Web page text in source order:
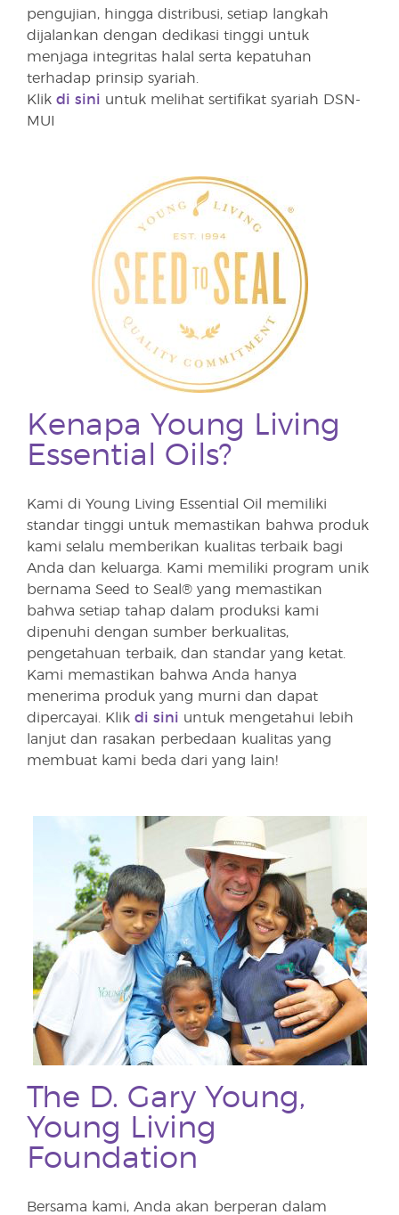
pengujian, hingga distribusi, setiap langkah
dijalankan dengan dedikasi tinggi untuk
menjaga integritas halal serta kepatuhan
terhadap prinsip syariah.
Klik di sini untuk melihat sertifikat syariah DSN-
MUI
Kenapa Young Living
Essential Oils?
Kami di Young Living Essential Oil memiliki
standar tinggi untuk memastikan bahwa produk
kami selalu memberikan kualitas terbaik bagi
Anda dan keluarga. Kami memiliki program unik
bernama Seed to Seal® yang memastikan
bahwa setiap tahap dalam produksi kami
dipenuhi dengan sumber berkualitas,
pengetahuan terbaik, dan standar yang ketat.
Kami memastikan bahwa Anda hanya
menerima produk yang murni dan dapat
dipercayai. Klik di sini untuk mengetahui lebih
lanjut dan rasakan perbedaan kualitas yang
membuat kami beda dari yang lain!
The D. Gary Young,
Young Living
Foundation
Bersama kami, Anda akan berperan dalam